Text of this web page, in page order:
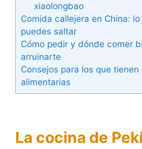
xiaolongbao
Comida callejera en China:
puedes saltar
Cómo pedir y dónde comer
arruinarte
Consejos para los que
alimentarias
La cocina de